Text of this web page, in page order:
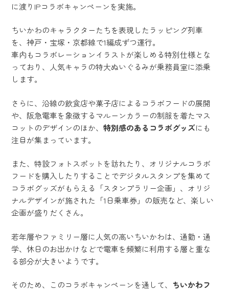
に渡りIPコラボキャンペーンを実施。
ちいかわのキャラクターたちを表現したラッピング列車
を、神戸・宝塚・京都線で1編成ずつ運行。
車内もコラボレーションイラストが楽しめる特別仕様とな
っており、人気キャラの特大ぬいぐるみが乗務員室に添乗
します。
さらに、沿線の飲食店や菓子店によるコラボフードの展開
や、阪急電車を象徴するマルーンカラーの制服を着たマス
コットのデザインのほか、特別感のあるコラボグッズにも
注目が集まっています。
また、特設フォトスポットを訪れたり、オリジナルコラボ
フードを購入したりすることでデジタルスタンプを集めて
コラボグッズがもらえる「スタンプラリー企画」、オリジ
ナルデザインが施された「1日乗車券」の販売など、楽しい
企画が盛りだくさん。
若年層やファミリー層に人気の高いちいかわは、通勤・通
学、休日のお出かけなどで電車を頻繁に利用する層と重な
る部分が大きいようです。
そのため、このコラボキャンペーンを通して、 ちいかわフ